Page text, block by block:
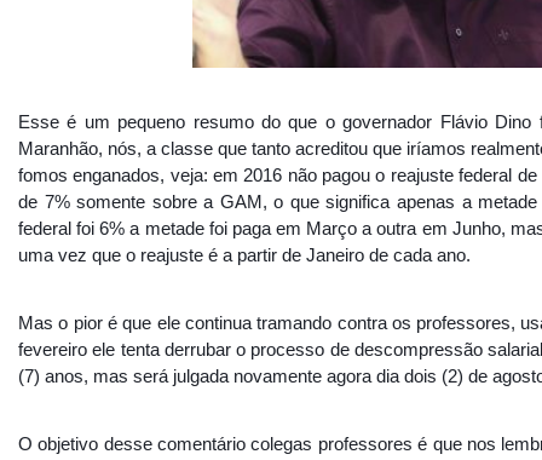
Esse é um pequeno resumo do que o governador Flávio
Maranhão, nós, a classe que tanto acreditou que iríamos
fomos enganados, veja: em 2016 não pagou o reajuste federal
de 7% somente sobre a GAM, o que significa apenas a
federal foi 6% a metade foi paga em Março a outra em Junho,
uma vez que o reajuste é a partir de Janeiro de cada ano.
Mas o pior é que ele continua tramando contra os professores,
fevereiro ele tenta derrubar o processo de descompressão
(7) anos, mas será julgada novamente agora dia dois (2) de
O objetivo desse comentário colegas professores é que nos